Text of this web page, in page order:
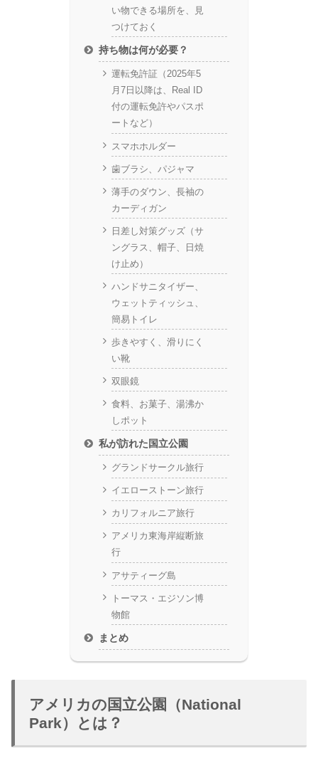
い物できる場所を、見
つけておく
持ち物は何が必要？
運転免許証（2025年5
月7日以降は、Real ID
付の運転免許やパスポ
ートなど）
スマホホルダー
歯ブラシ、パジャマ
薄手のダウン、長袖の
カーディガン
日差し対策グッズ（サ
ングラス、帽子、日焼
け止め）
ハンドサニタイザー、
ウェットティッシュ、
簡易トイレ
歩きやすく、滑りにく
い靴
双眼鏡
食料、お菓子、湯沸か
しポット
私が訪れた国立公園
グランドサークル旅行
イエローストーン旅行
カリフォルニア旅行
アメリカ東海岸縦断旅
行
アサティーグ島
トーマス・エジソン博
物館
まとめ
アメリカの国立公園（National
Park）とは？